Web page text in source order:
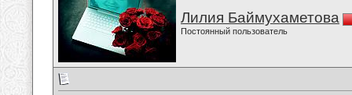
Лилия Баймухаметова
Постоянный пользователь